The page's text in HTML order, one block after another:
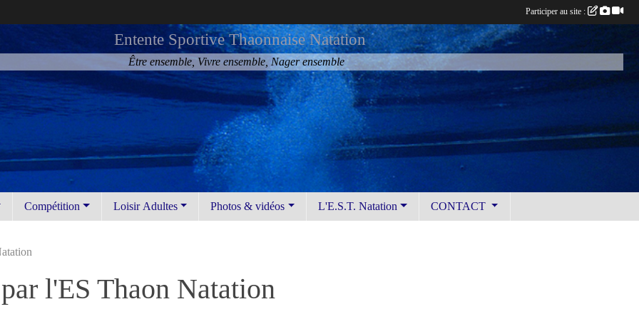
Entente Sportive Thaonnaise Natation
Être ensemble, Vivre ensemble, Nager ensemble
Compétition Loisir Adultes Photos & vidéos L'E.S.T. Natation CONTACT
l'ES Thaon Natation
Participer au site :